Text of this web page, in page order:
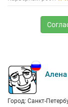
Город: Санкт-